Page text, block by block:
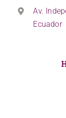
Av.
Ecuador